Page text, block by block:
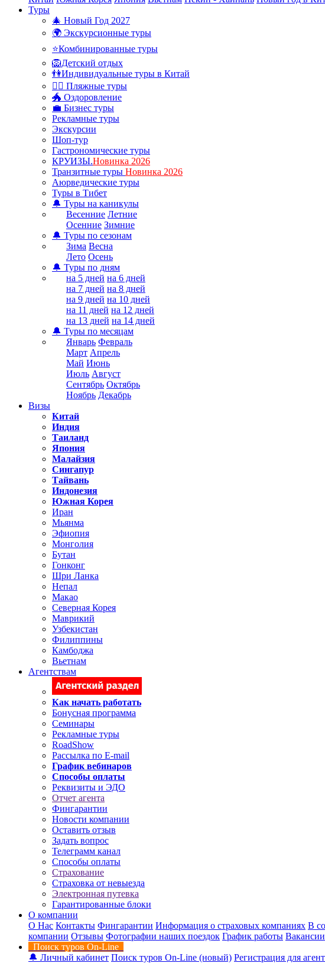
Туры
🎄 Новый Год 2027
🌍 Экскурсионные туры
⭐Комбинированные туры
🦁Детский отдых
👫Индивидуальные туры в Китай
🏊‍♂ Пляжные туры
🐲 Оздоровление
💼 Бизнес туры
Рекламные туры
Экскурсии
Шоп-тур
Гастрономические туры
КРУИЗЫ.Новинка 2026
Транзитные туры Новинка 2026
Аюрведические туры
Туры в Тибет
🔔 Туры на каникулы
Весенние Летние
Осенние Зимние
🔔 Туры по сезонам
Зима Весна
Лето Осень
🔔 Туры по дням
на 5 дней на 6 дней
на 7 дней на 8 дней
на 9 дней на 10 дней
на 11 дней на 12 дней
на 13 дней на 14 дней
🔔 Туры по месяцам
Январь Февраль
Март Апрель
Май Июнь
Июль Август
Сентябрь Октябрь
Ноябрь Декабрь
Визы
Китай
Индия
Таиланд
Япония
Малайзия
Сингапур
Тайвань
Индонезия
Южная Корея
Иран
Мьянма
Эфиопия
Монголия
Бутан
Гонконг
Шри Ланка
Непал
Макао
Северная Корея
Маврикий
Узбекистан
Филиппины
Камбоджа
Вьетнам
Агентствам
Как начать работать
Бонусная программа
Семинары
Рекламные туры
RoadShow
Рассылка по E-mail
График вебинаров
Способы оплаты
Реквизиты и ЭДО
Отчет агента
Фингарантии
Новости компании
Оставить отзыв
Задать вопрос
Телеграмм канал
Способы оплаты
Страхование
Страховка от невыезда
Электронная путевка
Гарантированные блоки
О компании
О Нас Контакты Фингарантии Информация о страховых компаниях В
компании Отзывы Фотографии наших поездок График работы Вакансии
Поиск туров On-Line
🔔 Личный кабинет Поиск туров On-Line (новый) Регистрация для